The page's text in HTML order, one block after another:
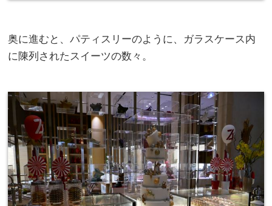
奥に進むと、パティスリーのように、ガラスケース内
に陳列されたスイーツの数々。